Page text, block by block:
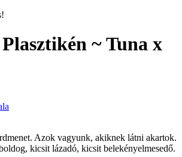
~ Tuna x
Azok vagyunk, akiknek látni akartok.
kicsit lázadó, kicsit belekényelmesedő.